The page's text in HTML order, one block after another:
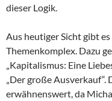
dieser Logik.
Aus heutiger Sicht gibt
Themenkomplex. Dazu
„Kapitalismus: Eine
„Der große
erwähnenswert, da